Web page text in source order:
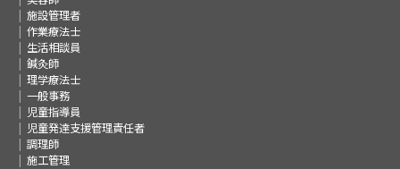
施設管理者
作業療法士
生活相談員
鍼灸師
理学療法士
一般事務
児童指導員
児童発達支援管理責任者
調理師
施工管理